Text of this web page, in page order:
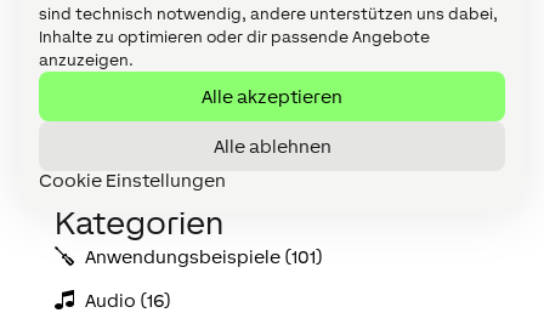
sind technisch notwendig, andere unterstützen uns dabei,
Inhalte zu optimieren oder dir passende Angebote
anzuzeigen.
Alle akzeptieren
Alle ablehnen
Cookie Einstellungen
Config downloaden
<< Zurück zur Übersicht
Kategorien
Anwendungs­­­beispiele (101)
Audio (16)